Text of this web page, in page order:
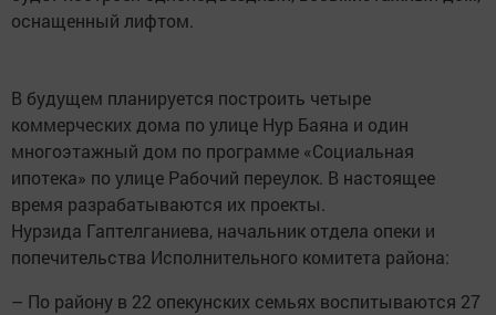
оснащенный лифтом.
В будущем планируется построить четыре
коммерческих дома по улице Нур Баяна и один
многоэтажный дом по программе «Социальная
ипотека» по улице Рабочий переулок. В настоящее
время разрабатываются их проекты.
Нурзида Гаптелганиева, начальник отдела опеки и
попечительства Исполнительного комитета района:
– По району в 22 опекунских семьях воспитываются 27